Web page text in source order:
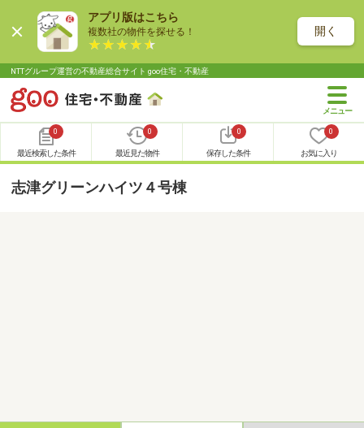
アプリ版はこちら
複数社の物件を探せる！ 開く
NTTグループ運営の不動産総合サイト goo住宅・不動産
0
最近検索した条件
0
最近見た物件
0
保存した条件
0
お気に入り
志津グリーンハイツ４号棟